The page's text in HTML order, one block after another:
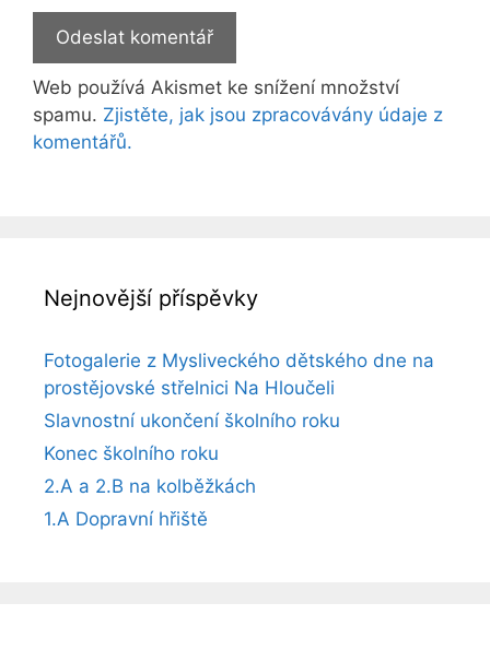
Web používá Akismet ke snížení množství
spamu. Zjistěte, jak jsou zpracovávány údaje z
komentářů.
Nejnovější příspěvky
Fotogalerie z Mysliveckého dětského dne na
prostějovské střelnici Na Hloučeli
Slavnostní ukončení školního roku
Konec školního roku
2.A a 2.B na kolběžkách
1.A Dopravní hřiště